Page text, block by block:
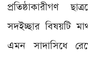
প্রতিষ্ঠাকারীগণ
সদইচ্ছার বিষয়টি
এমন সাদাসিধে